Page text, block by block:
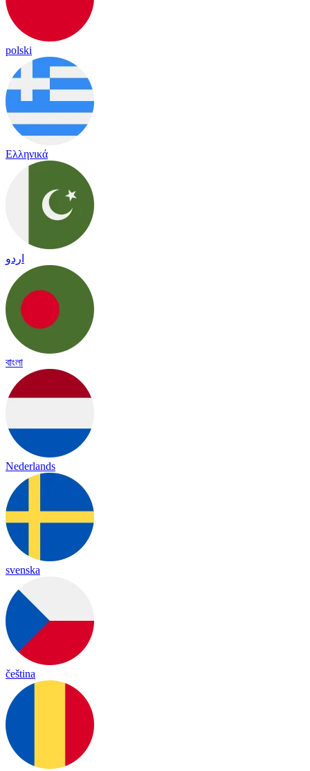
polski
Ελληνικά
اردو
বাংলা
Nederlands
svenska
čeština